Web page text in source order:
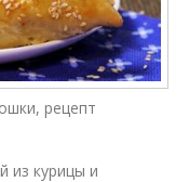
рецепт
из курицы и